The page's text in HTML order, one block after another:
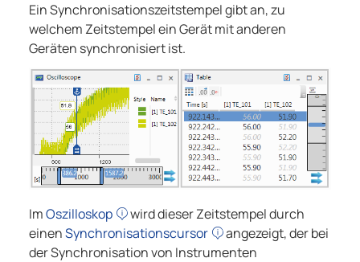
Ein Synchronisationszeitstempel gibt an, zu
welchem Zeitstempel ein Gerät mit anderen
Geräten synchronisiert ist.
ImOszilloskop
wird dieser Zeitstempel durch
einenSynchronisationscursor
angezeigt, der bei
der Synchronisation von Instrumenten